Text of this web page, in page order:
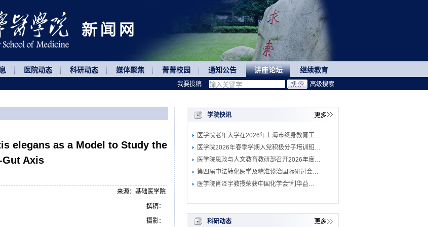
医院动态 科研动态 媒体聚焦 菁菁校园 通知公告 讲座论坛 继续教育
elegans as a Model to Study the
Gut Axis
来源：基础医学院
撰稿：
摄影：
高级搜索
学院快讯
医学院老年大学在2026年上海市终身教育工…
医学院2026年春季学期入党积极分子培训班…
医学院思政与人文教育教研部召开2026年度…
第四届中法转化医学及精准诊治国际研讨会…
医学院肖泽宇教授荣获中国化学会“利华益…
科研动态
我要投稿